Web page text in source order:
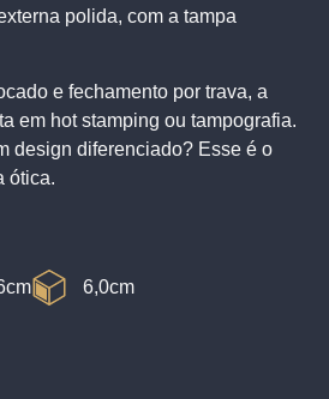
polida, com a tampa
e fechamento por trava, a
em hot stamping ou tampografia.
design diferenciado? Esse é o
ótica.
6,0cm